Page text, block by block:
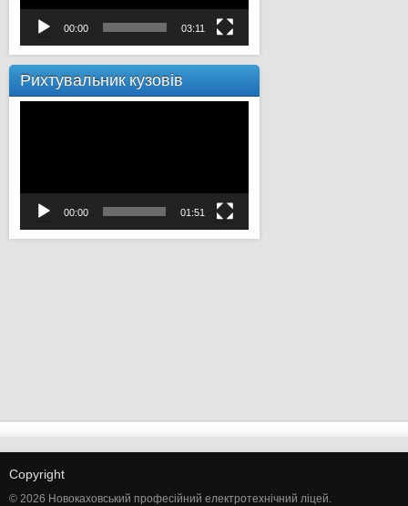
00:00 03:11
Рихтувальник кузовів
00:00 01:51
Copyright
© 2026 Новокаховський професійний електротехнічний ліцей.